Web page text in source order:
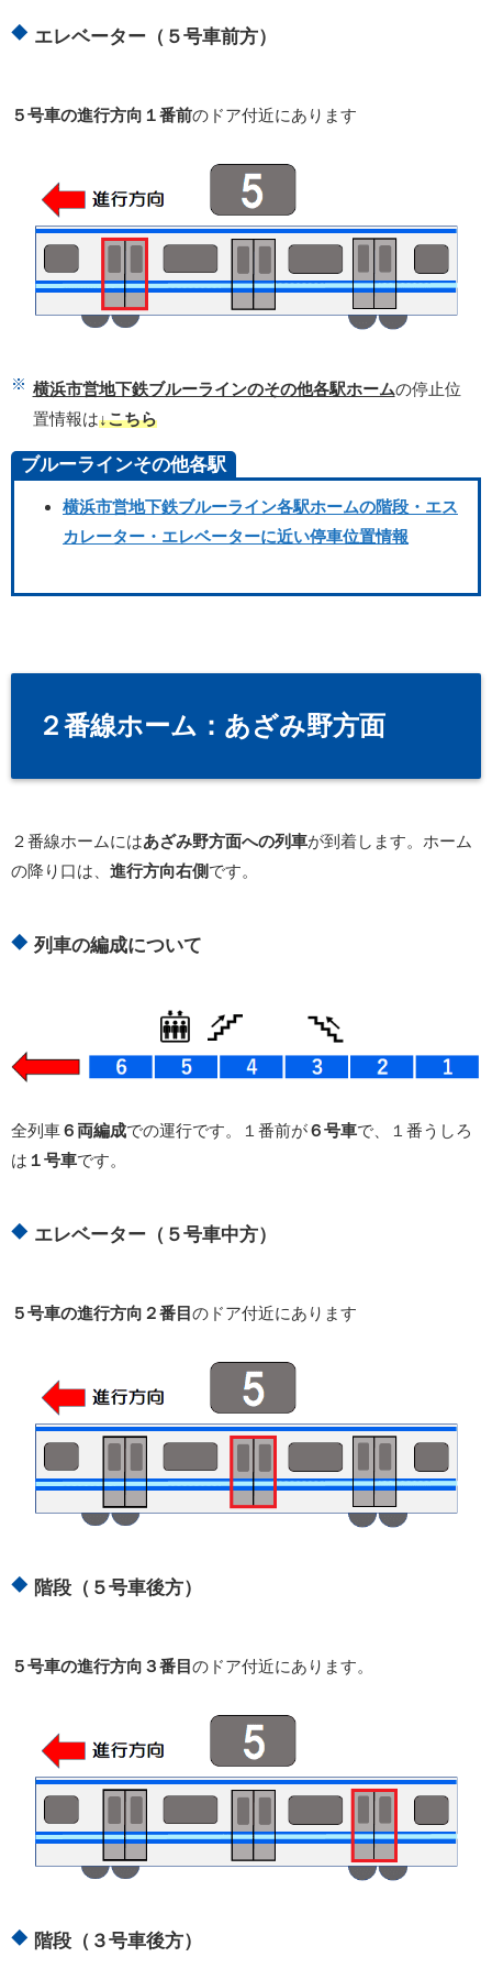
エレベーター（５号車前方）
５号車の進行方向１番前のドア付近にあります
横浜市営地下鉄ブルーラインのその他各駅ホームの停止位
置情報は↓こちら
ブルーラインその他各駅
横浜市営地下鉄ブルーライン各駅ホームの階段・エス
カレーター・エレベーターに近い停車位置情報
２番線ホーム：あざみ野方面
２番線ホームにはあざみ野方面への列車が到着します。ホーム
の降り口は、 進行方向右側です。
列車の編成について
全列車６両編成での運行です。１番前が６号車で、１番うしろ
は １号車です。
エレベーター（５号車中方）
５号車の進行方向２番目 のドア付近にあります
階段（５号車後方）
５号車の進行方向３番目 のドア付近にあります。
階段（３号車後方）